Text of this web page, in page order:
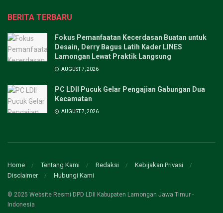
BERITA TERBARU
Fokus Pemanfaatan Kecerdasan Buatan untuk
Desain, Derry Bagus Latih Kader LINES
Lamongan Lewat Praktik Langsung
AUGUST 7, 2026
PC LDII Pucuk Gelar Pengajian Gabungan Dua
Kecamatan
AUGUST 7, 2026
Home Tentang Kami Redaksi
Kebijakan Privasi
Disclaimer
Hubungi Kami
© 2025 Website Resmi DPD LDII Kabupaten Lamongan Jawa Timur -
Indonesia